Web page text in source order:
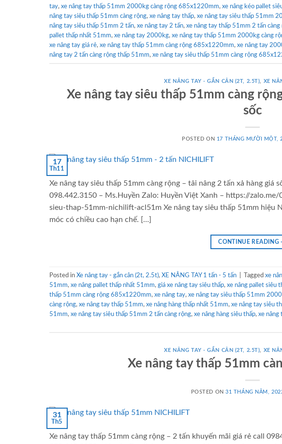
tay, xe nâng tay thấp 51mm 2000kg càng rộng 685x1220mm, xe nâng kéo pallet
nâng tay siêu thấp 51mm càng rộng, xe nâng tay thấp, xe nâng tay siêu thấp 51mm
nâng tay siêu thấp 51mm 2 tấn, xe nâng tay 2 tấn, xe nâng tay thấp 51mm 2 tấn
pallet thấp nhất 51mm, xe nâng tay 2000kg, xe nâng tay thấp 51mm 2000kg càng
xe nâng tay giá rẻ, xe nâng tay thấp 51mm càng rộng 685x1220mm, xe nâng tay
nâng tay 2 tấn càng rộng thấp 51mm, xe nâng tay siêu thấp 51mm càng rộng
XE NÂNG TAY - GẮN CÂN (2T, 2.5T), XE
Xe nâng tay siêu thấp 51mm càng
sốc
POSTED ON 17 THÁNG MƯỜI MỘT,
17
Th11
Xe nâng tay siêu thấp 51mm càng rộng – tải nâng 2 tấn xả hàng giá
098.442.3150 – Ms.Huyền Zalo: Huyền Việt Xanh – https://
sieu-thap-51mm-nichilift-acl51m Xe nâng tay siêu thấp 51mm hiệu
móc có chiều cao hạn chế. […]
CONTINUE READING
Posted in Xe nâng tay - gắn cân (2t, 2.5t), XE NÂNG TAY 1 tấn - 5 tấn Tagged xe
51mm, xe nâng pallet thấp nhất 51mm, giá xe nâng tay siêu thấp, xe nâng pallet siêu
thấp 51mm càng rộng 685x1220mm, xe nâng tay, xe nâng tay siêu thấp 51mm
càng rộng, xe nâng tay thấp 51mm, xe nâng hàng thấp nhất 51mm, xe nâng tay siêu
51mm, xe nâng tay siêu thấp 51mm 2 tấn càng rộng, xe nâng hàng siêu thấp, xe nâng
XE NÂNG TAY - GẮN CÂN (2T, 2.5T), XE
Xe nâng tay thấp 51mm
POSTED ON31 THÁNG NĂM,
31
Th5
Xe nâng tay thấp 51mm càng rộng – 2 tấn khuyến mãi giá rẻ call